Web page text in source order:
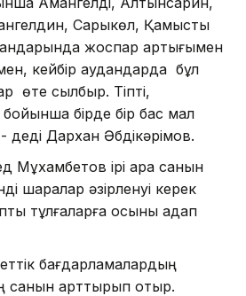
Сарыкөл, Қамысты
жоспар артығымен
кейбір аудандарда бұл
өте сылбыр. Тіпті,
бірде бір бас мал
деді Дархан Әбдікәрімов.
Мұхамбетов ірі қара санын
шаралар әзірленуі керек
тұлғаларға осыны қадап
бағдарламалардың
санын арттырып отыр.